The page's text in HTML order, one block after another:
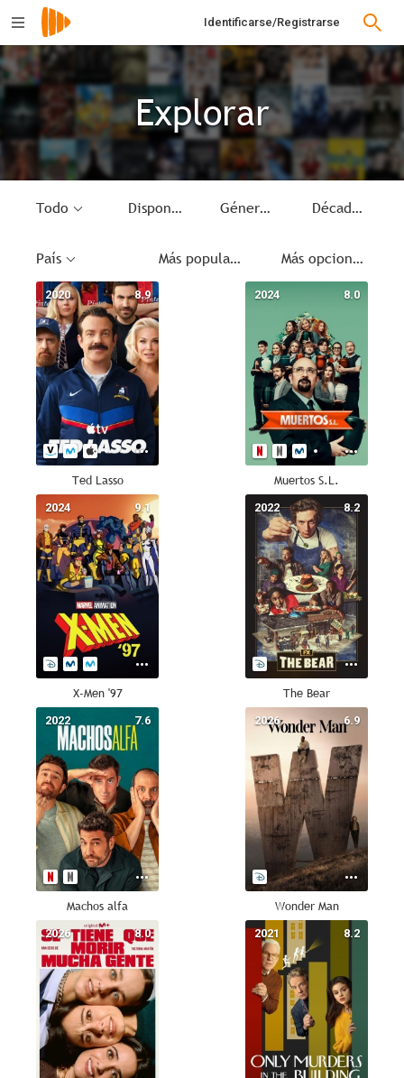
Identificarse/Registrarse
Explorar
Todo Disponible Género Década
País Más populares Más opciones
8.9
2020
Ted Lasso
8.0
2024
Muertos S.L.
9.1
2024
X-Men '97
8.2
2022
The Bear
7.6
2022
Machos alfa
6.9
2026
Wonder Man
8.0
2026 8.2
2021